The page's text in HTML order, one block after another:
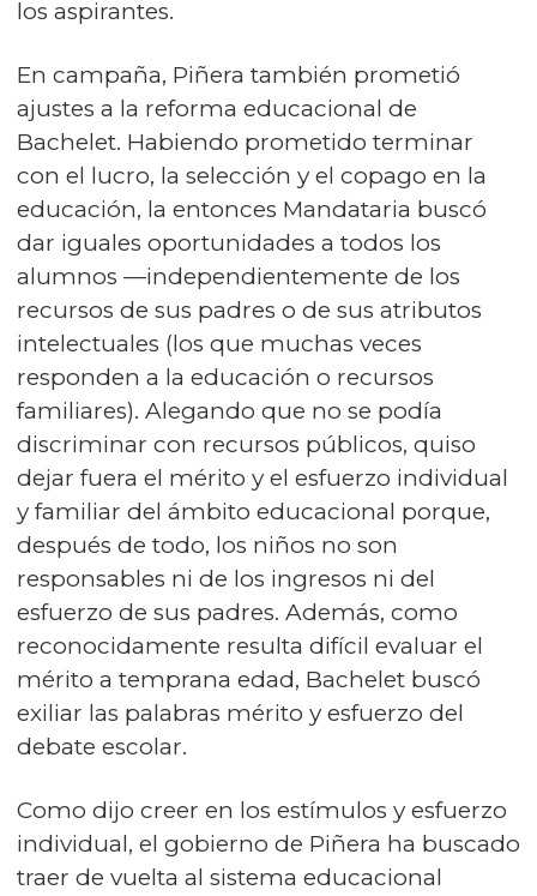
los aspirantes.
En campaña, Piñera también prometió
ajustes a la reforma educacional de
Bachelet. Habiendo prometido terminar
con el lucro, la selección y el copago en la
educación, la entonces Mandataria buscó
dar iguales oportunidades a todos los
alumnos —independientemente de los
recursos de sus padres o de sus atributos
intelectuales (los que muchas veces
responden a la educación o recursos
familiares). Alegando que no se podía
discriminar con recursos públicos, quiso
dejar fuera el mérito y el esfuerzo individual
y familiar del ámbito educacional porque,
después de todo, los niños no son
responsables ni de los ingresos ni del
esfuerzo de sus padres. Además, como
reconocidamente resulta difícil evaluar el
mérito a temprana edad, Bachelet buscó
exiliar las palabras mérito y esfuerzo del
debate escolar.
Como dijo creer en los estímulos y esfuerzo
individual, el gobierno de Piñera ha buscado
traer de vuelta al sistema educacional